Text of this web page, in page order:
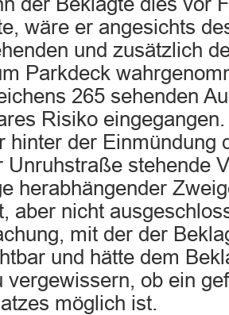
wäre er angesichts
und zusätzlich
Parkdeck
265 sehenden
Risiko
hinter der Einmündung
Unruhstraße stehende
herabhängender
aber nicht
mit der der
und hätte dem
vergewissern, ob ein
möglich ist.